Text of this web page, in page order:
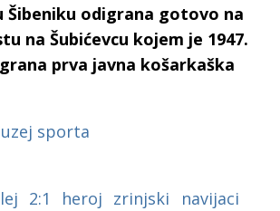
Šibeniku odigrana gotovo na
na Šubićevcu kojem je 1947.
prva javna košarkaška
sporta
2:1 heroj zrinjski
navijaci